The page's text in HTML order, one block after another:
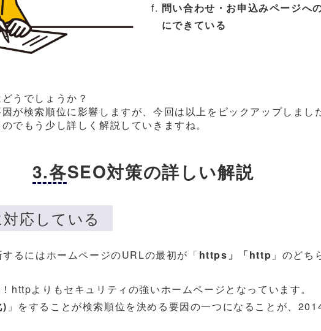
問い合わせ・お申込みページへ
にできている
うでしょうか？
が検索順位に影響しますが、今回は以上をピックアップしまし
でもう少し詳しく解説していきますね。
3.各SEO対策の詳しい解説
応している
るにはホームページのURLの最初が「https」「http 」のどち
httpよりもセキュリティの強いホームページとなっています。
) 」をすることが検索順位を決める要因の一つになることが、